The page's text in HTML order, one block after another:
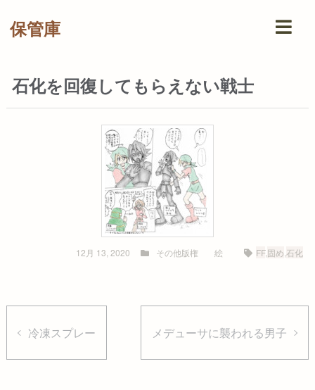
保管庫
石化を回復してもらえない戦士
12月 13, 2020 その他版権 絵 FF,固め ,石化
冷凍スプレー メデューサに襲われる男子